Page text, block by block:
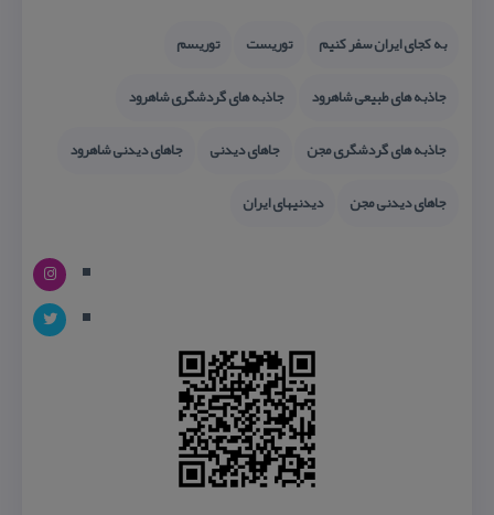
به كجای ایران سفر كنیم توریست
توریسم
جاذبه های طبیعی شاهرود
جاذبه های گردشگری شاهرود
جاذبه های گردشگری مجن
جاهای دیدنی
جاهای دیدنی شاهرود
جاهای دیدنی مجن
دیدنیهای ایران